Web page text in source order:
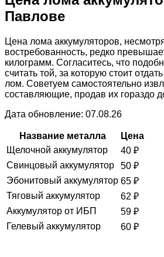
Павлове
Цена лома аккумуляторов,
востребованность, редко
килограмм. Согласитесь, что
считать той, за которую стоит
лом. Советуем самостоятельно
составляющие, продав их гораздо
Дата обновление: 07.08.26
Название металла
Цена
Щелочной аккумулятор
40 ₽
Свинцовый аккумулятор
50 ₽
Эбонитовый аккумулятор 65 ₽
Тяговый аккумулятор
62 ₽
Аккумулятор от ИБП
59 ₽
Гелевый аккумулятор
60 ₽